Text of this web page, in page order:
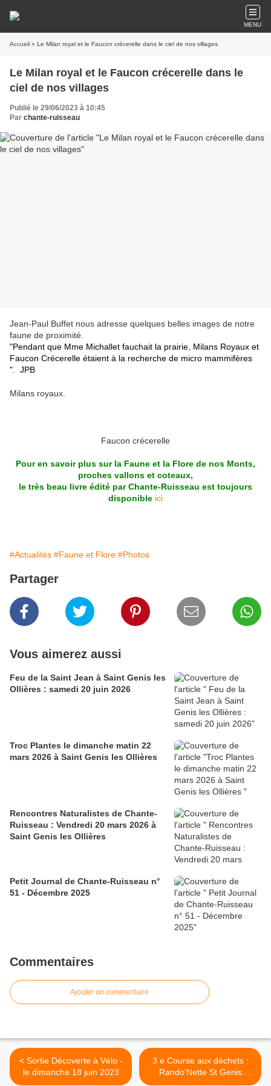
MENU
Accueil » Le Milan royal et le Faucon crécerelle dans le ciel de nos villages
Le Milan royal et le Faucon crécerelle dans le
ciel de nos villages
Publié le 29/06/2023 à 10:45
Par chante-ruisseau
Jean-Paul Buffet nous adresse quelques belles images de notre
faune de proximité.
"Pendant que Mme Michallet fauchait la prairie, Milans Royaux et
Faucon Crécerelle étaient à la recherche de micro mammifères
". JPB
Milans royaux.
Faucon crécerelle
Pour en savoir plus sur la Faune et la Flore de nos Monts,
proches vallons et coteaux,
le très beau livre édité par Chante-Ruisseau est toujours
disponible ici
#Actualités #Faune et Flore #Photos
Partager
Vous aimerez aussi
Feu de la Saint Jean à Saint Genis les
Ollières : samedi 20 juin 2026
Troc Plantes le dimanche matin 22
mars 2026 à Saint Genis les Ollières
Rencontres Naturalistes de Chante-
Ruisseau : Vendredi 20 mars 2026 à
Saint Genis les Ollières
Petit Journal de Chante-Ruisseau n°
51 - Décembre 2025
Commentaires
Ajouter un commentaire
< Sortie Décoverte à Vélo -
le dimanche 18 juin 2023
3 e Course aux déchets :
Rando'Nette St Genis
Marcy le 10 dimanche 10